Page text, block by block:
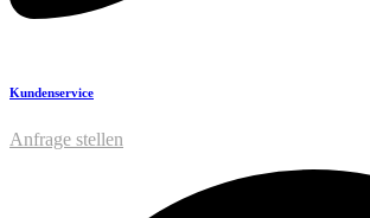
Kundenservice
Anfrage stellen